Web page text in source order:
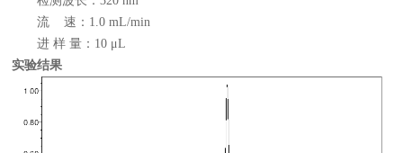
流 速：1.0 mL/min
进 样 量：10 μL
实验结果